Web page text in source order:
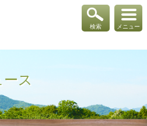
メニュー
検索
ス